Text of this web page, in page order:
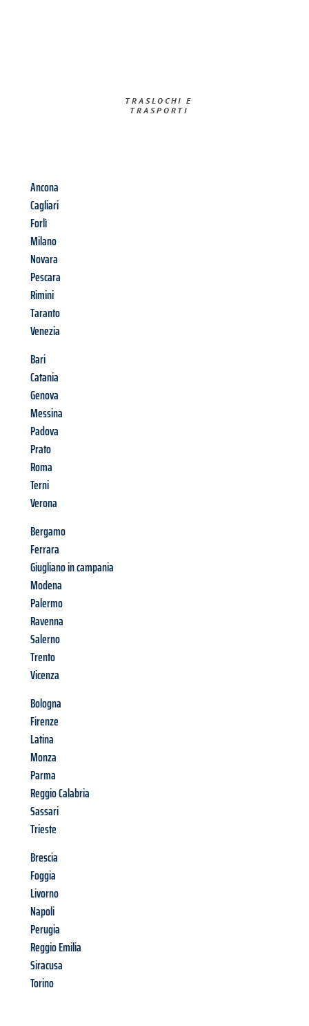
TRASLOCHI E
TRASPORTI​
Ancona
Cagliari
Forlì
Milano
Novara
Pescara
Rimini
Taranto
Venezia
Bari
Catania
Genova
Messina
Padova
Prato
Roma
Terni
Verona
Bergamo
Ferrara
Giugliano in campania
Modena
Palermo
Ravenna
Salerno
Trento
Vicenza
Bologna
Firenze
Latina
Monza
Parma
Reggio Calabria
Sassari
Trieste
Brescia
Foggia
Livorno
Napoli
Perugia
Reggio Emilia
Siracusa
Torino